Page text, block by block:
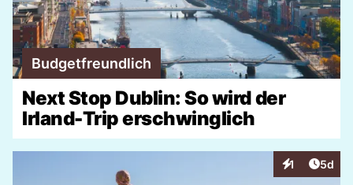
Budgetfreundlich
Next Stop Dublin: So wird der
Irland-Trip erschwinglich
1
Interaktionen
5d